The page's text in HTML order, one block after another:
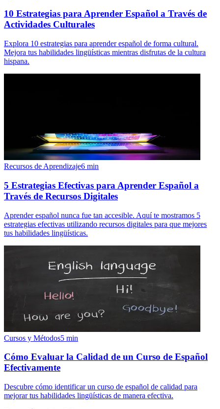
10 Estrategias para Aprender Español a Través de
Actividades Culturales
Explora 10 estrategias para aprender español de forma cultural.
Mejora tus habilidades lingüísticas mientras disfrutas de la cultura
hispana.
Recursos de Aprendizaje6 min
5 Estrategias Efectivas para Aprender Español a
Través de Recursos Digitales
Aprender español nunca fue tan accesible. Aquí te mostramos 5
estrategias efectivas utilizando recursos digitales para que mejores
tus habilidades lingüísticas.
Cursos y Métodos5 min
Cómo Evaluar la Calidad de un Curso de Español
Efectivamente
Descubre cómo identificar un curso de español de calidad para
mejorar tus habilidades lingüísticas de manera efectiva.